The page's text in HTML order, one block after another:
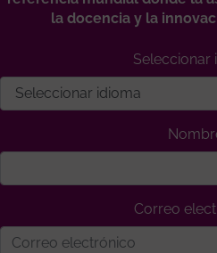
la docencia y la
Seleccionar
Correo